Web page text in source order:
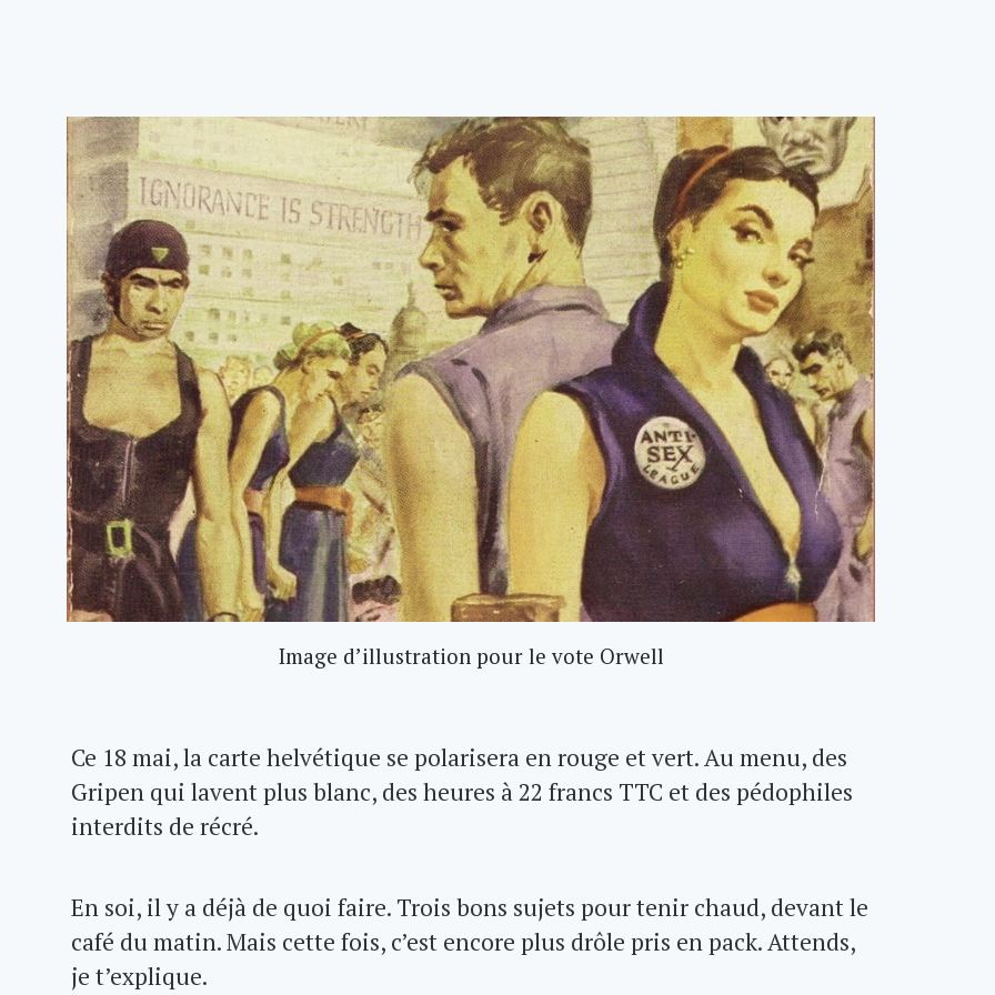
Image d’illustration pour le vote Orwell
Ce 18 mai, la carte helvétique se polarisera en rouge et vert. Au menu, des
Gripen qui lavent plus blanc, des heures à 22 francs TTC et des pédophiles
interdits de récré.
En soi, il y a déjà de quoi faire. Trois bons sujets pour tenir chaud, devant le
café du matin. Mais cette fois, c’est encore plus drôle pris en pack. Attends,
je t’explique.